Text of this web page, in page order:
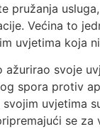
pružanja
Većina to
uvjetima koja
svoje
spora protiv
uvjetima
se za